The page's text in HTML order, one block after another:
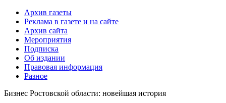
Архив газеты
Реклама в газете и на сайте
Архив сайта
Мероприятия
Подписка
Об издании
Правовая информация
Разное
Бизнес Ростовской области: новейшая история